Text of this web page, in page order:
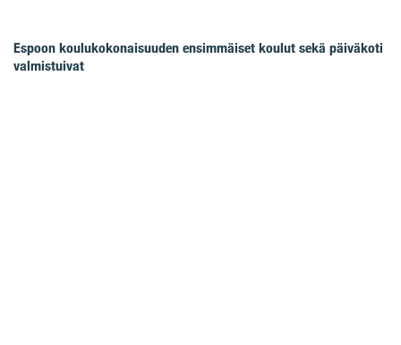
Espoon koulukokonaisuuden ensimmäiset koulut sekä päiväkoti
valmistuivat